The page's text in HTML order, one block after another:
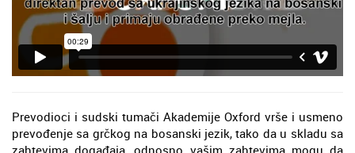
Prevodioci i sudski tumači Akademije Oxford vrše i usmeno
prevođenje sa grčkog na bosanski jezik, tako da u skladu sa
zahtevima događaja, odnosno vašim zahtevima mogu da